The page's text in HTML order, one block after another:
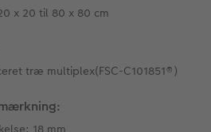
x 20 til 80 x 80 cm
træ multiplex(FSC-C101851®)
18 mm